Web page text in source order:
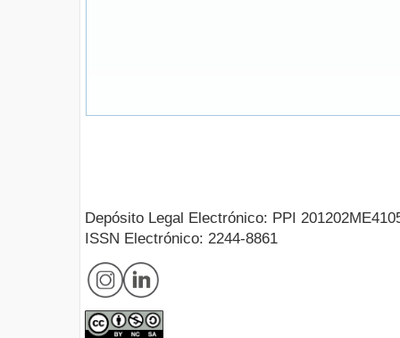
Depósito Legal Electrónico: PPI
ISSN Electrónico: 2244-8861